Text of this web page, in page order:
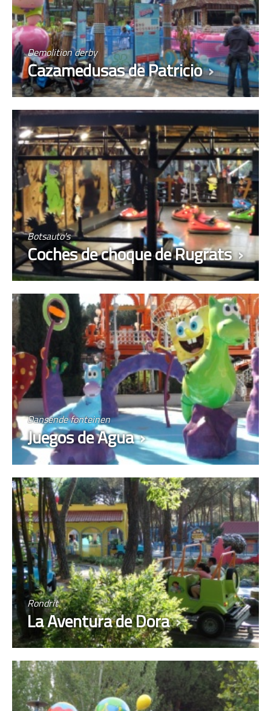
Demolition derby
Cazamedusas de Patricio
Botsauto's
Coches de choque de Rugrats
Dansende fonteinen
Juegos de Agua
Rondrit
La Aventura de Dora